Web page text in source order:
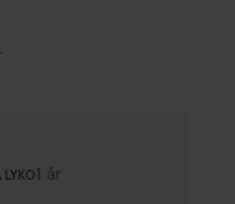
LYKO på Lyko.
1 år
Kommentaren lades 1 år